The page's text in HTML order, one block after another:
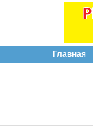
Главная